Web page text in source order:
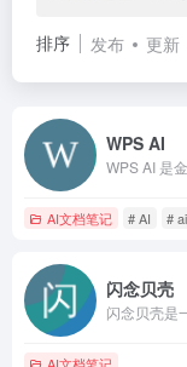
排序 发布 更新
WPS AI
AI文档笔记 # AI #
闪念贝壳
AI文档笔记